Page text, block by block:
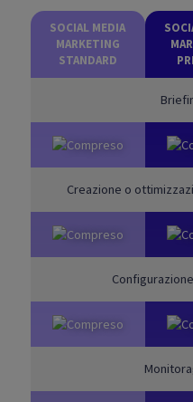
SOCIAL MEDIA
MARKETING
STANDARD
Creazione o